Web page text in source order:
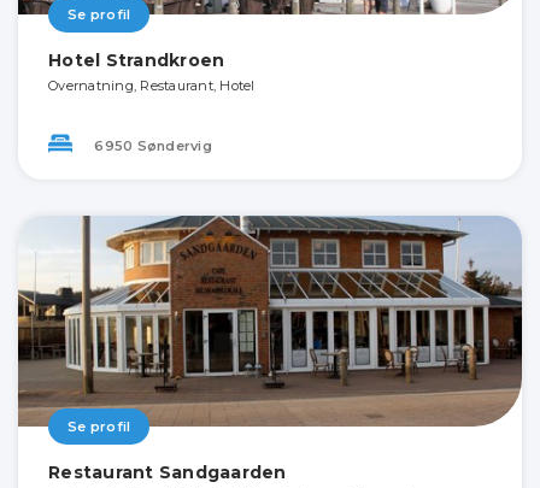
Se profil
Hotel Strandkroen
Overnatning, Restaurant, Hotel
6950 Søndervig
Se profil
Restaurant Sandgaarden